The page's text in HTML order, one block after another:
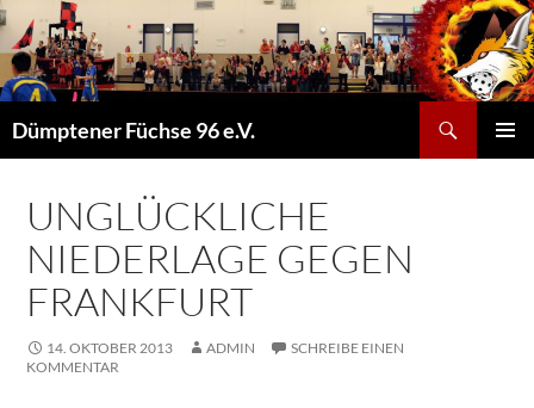
Dümptener Füchse 96 e.V.
SPRINGEN
UNGLÜCKLICHE
NIEDERLAGE GEGEN
FRANKFURT
14. OKTOBER 2013 ADMIN
SCHREIBE EINEN
KOMMENTAR